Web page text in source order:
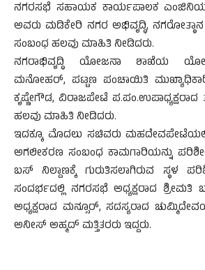
ನಗರಸಭೆ ಸಹಾಯಕ ಕಾರ್ಯಪಾಲಕ
ಅವರು ಮಡಿಕೇರಿ ನಗರ ಅಭಿವೃದ್ಧಿ,
ಸಂಬಂಧ ಹಲವು ಮಾಹಿತಿ ನೀಡಿದರು.
ನಗರಾಭಿವೃದ್ಧಿ ಯೋಜನಾ ಶಾಖೆಯ
ಮನೋಹರ್, ಪಟ್ಟಣ ಪಂಚಾಯಿತಿ
ಕೃಷ್ಣೇಗೌಡ, ವಿರಾಜಪೇಟೆ
ಹಲವು ಮಾಹಿತಿ ನೀಡಿದರು.
ಇದಕ್ಕೂ ಮೊದಲು ಸಚಿವರು ಮಹದೇವಪೇಟೆಯಲ್ಲಿ
ಅಗಲೀಕರಣ ಸಂಬಂಧ ಕಾಮಗಾರಿಯನ್ನು
ಬಸ್ ನಿಲ್ದಾಣಕ್ಕೆ ಗುರುತಿಸಲಾಗಿರುವ ಸ್ಥಳ
ಸಂದರ್ಭದಲ್ಲಿ ನಗರಸಭೆ ಅಧ್ಯಕ್ಷರಾದ ಶ್ರೀಮತಿ
ಅಧ್ಯಕ್ಷರಾದ ಮನ್ಸೂರ್, ಸದಸ್ಯರಾದ
ಅನೀಸ್ ಅಹ್ಮದ್ ಮತ್ತಿತರರು ಇದ್ದರು.